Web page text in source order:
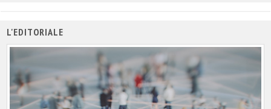
L'EDITORIALE